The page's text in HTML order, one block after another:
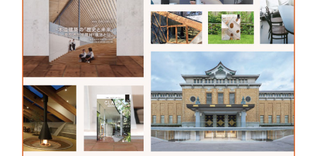
全体に十分な自然光が差し込み、心地よい風が吹き
抜ける。外堀通り側には住宅のように引き戸で出入
りするバルコニーを設け、ふんだんな植物とその拠
り所にもなるステンレスのメッシュを設置した。ビ
ル内では植物や窓辺に掛けられた透過性の高いカー
テンを通じて外の自然とのつながりを色濃く感じる
ことができ、一方でビルを外側から眺めると、内部
で働く人々を包摂し都市の中に屹立する大樹のよう
な様相をもたらしている。